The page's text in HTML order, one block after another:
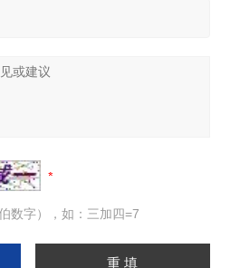
数字），如：三加四=7